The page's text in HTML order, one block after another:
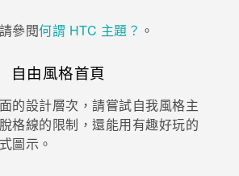
參閱何謂 HTC 主題？ 。
自由風格首頁
的設計層次，請嘗試自我風格主
格線的限制，還能用有趣好玩的
圖示。